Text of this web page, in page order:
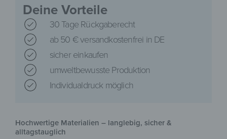
Deine Vorteile
30 Tage Rückgaberecht
ab 50 € versandkostenfrei in DE
sicher einkaufen
umweltbewusste Produktion
Individualdruck möglich
Hochwertige Materialien – langlebig, sicher &
alltagstauglich